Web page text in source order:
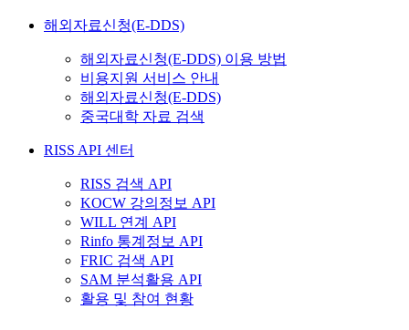
해외자료신청(E-DDS)
해외자료신청(E-DDS) 이용 방법
비용지원 서비스 안내
해외자료신청(E-DDS)
중국대학 자료 검색
RISS API 센터
RISS 검색 API
KOCW 강의정보 API
WILL 연계 API
Rinfo 통계정보 API
FRIC 검색 API
SAM 분석활용 API
활용 및 참여 현황